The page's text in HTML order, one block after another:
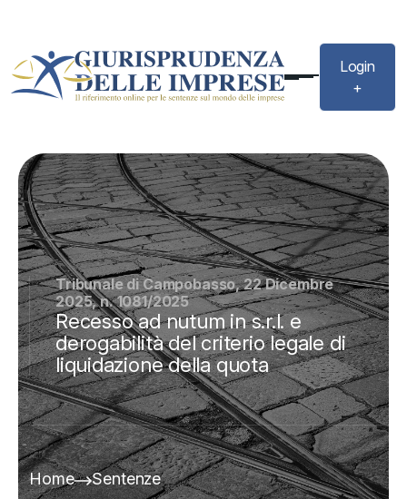
Login
+
Tribunale di Campobasso, 22 Dicembre
2025, n. 1081/2025
Recesso ad nutum in s.r.l. e
derogabilità del criterio legale di
liquidazione della quota
Home Sentenze